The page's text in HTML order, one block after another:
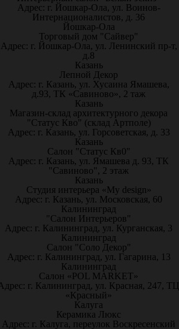
Адрес: г. Йошкар-Ола, ул. Воинов-
Интернационалистов, д. 36
Йошкар-Ола
Торговый дом "Сайвер"
Адрес: г. Йошкар-Ола, ул. Ленинский пр-т,
д.8
Казань
Лепной Декор
Адрес: г. Казань, ул. Хусаина Ямашева,
д.93, ТК «Савиново», 2 таж
Казань
Магазин-склад архитектурного декора
"Статус Кво" (склад Артполе)
Адрес: г. Казань, ул. Горсоветская, д. 33
Казань
Салон "Статус Кв0"
Адрес: г. Казань, ул. Ямашева д. 93, ТК
"Савиново", 2 этаж
Казань
Студия интерьера «My design»
Адрес: г. Казань, ул. Московская, 60
Калининград
"Салон Интерьеров"
Адрес: г. Калининград, ул. Курганская, 3
Калининград
Салон "Соло Декор"
Адрес: г. Калининград, ул. Гагарина, 13
Калининград
Салон «POL MARKET»
г. Калининград, ул. Красная, 247, ТЦ
«Красный»
Калуга
Керамика Люкс
Адрес: г. Калуга, переулок Воскресенский